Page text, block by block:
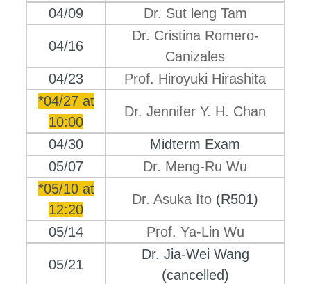
04/09 Dr. Sut leng Tam
04/16
Dr. Cristina Romero-
Canizales
04/23
Prof. Hiroyuki Hirashita
*04/27 at
10:00
Dr. Jennifer Y. H. Chan
04/30
Midterm Exam
05/07
Dr. Meng-Ru Wu
*05/10 at
12:20
Dr. Asuka Ito (R501)
05/14 Prof. Ya-Lin Wu
05/21
Dr. Jia-Wei Wang
(cancelled)